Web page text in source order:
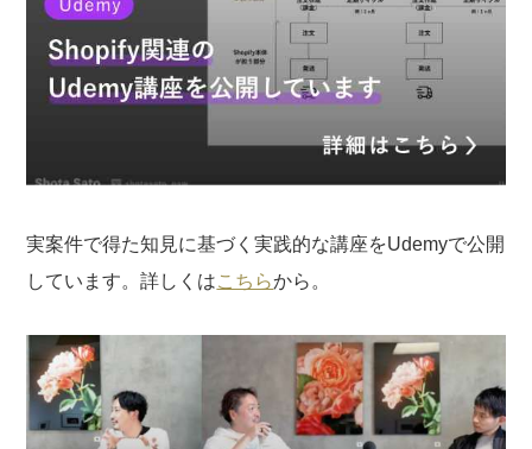
実案件で得た知見に基づく実践的な講座をUdemyで公開
しています。詳しくはこちらから。